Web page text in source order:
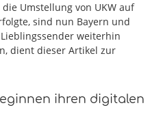
Umstellung von UKW auf
sind nun Bayern und
weiterhin
dient dieser Artikel zur
ihren digitalen